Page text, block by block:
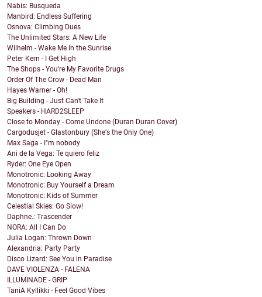
Nabis: Busqueda
Manbird: Endless Suffering
Osnova: Climbing Dues
The Unlimited Stars: A New Life
Wilhelm - Wake Me in the Sunrise
Peter Kern - I Get High
The Shops - You're My Favorite Drugs
Order Of The Crow - Dead Man
Hayes Warner - Oh!
Big Building - Just Can't Take It
Speakers - HARD2SLEEP
Close to Monday - Come Undone (Duran Duran Cover)
Cargodusjet - Glastonbury (She's the Only One)
Max Saga - I"m nobody
Ani de la Vega: Te quiero feliz
Ryder: One Eye Open
Monotronic: Looking Away
Monotronic: Buy Yourself a Dream
Monotronic: Kids of Summer
Celestial Skies: Go Slow!
Daphne.: Trascender
NORA: All I Can Do
Julia Logan: Thrown Down
Alexandria: Party Party
Disco Lizard: See You in Paradise
DAVE VIOLENZA - FALENA
ILLUMINADE - GRIP
TaniA Kyllikki - Feel Good Vibes